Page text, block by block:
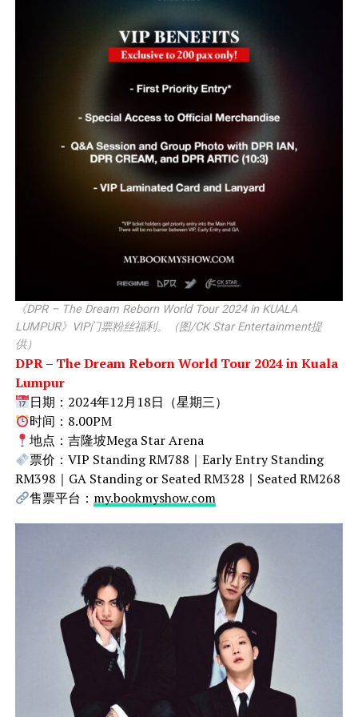
《DPR – The Dream Reborn World Tour 2024 in KUALA
LUMPUR》VIP门票粉丝福利。（图/CK Star Entertainment提
供）
DPR – The Dream Reborn World Tour 2024 in Kuala
Lumpur
日期：2024年12月18日（星期三）
时间：8.00PM
地点：吉隆坡Mega Star Arena
票价：VIP Standing RM788｜Early Entry Standing
RM398｜GA Standing or Seated RM328｜Seated RM268
售票平台： my.bookmyshow.com